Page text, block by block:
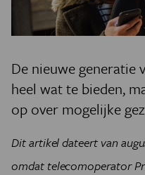
JONGE UITDAGERS
De nieuwe
heel wat te bieden,
op over mogelijke
Dit artikel dateert van
omdat telecomoperator